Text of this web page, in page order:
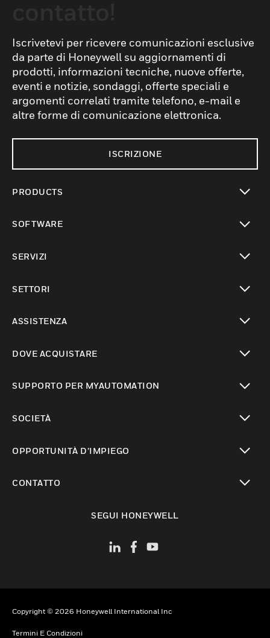
Iscrivetevi per ricevere comunicazioni esclusive
da parte di Honeywell su aggiornamenti di
prodotti, informazioni tecniche, nuove offerte,
eventi e notizie, sondaggi, offerte speciali e
argomenti correlati tramite telefono, e-mail e
altre forme di comunicazione elettronica.
ISCRIZIONE
PRODUCTS
SOFTWARE
SERVIZI
SETTORI
ASSISTENZA
DOVE ACQUISTARE
SUPPORTO PER MYAUTOMATION
SOCIETÀ
OPPORTUNITÀ D’IMPIEGO
CONTATTO
SEGUI HONEYWELL
Copyright © 2026 Honeywell International Inc
Termini E Condizioni